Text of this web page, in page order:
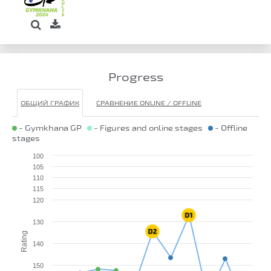
Progress
ОБЩИЙ ГРАФИК СРАВНЕНИЕ ONLINE / OFFLINE
- Gymkhana GP - Figures and online stages
- Offline
stages
Rating
100
105
110
115
120
130
140
150